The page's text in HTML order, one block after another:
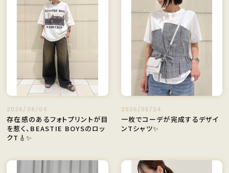
2026/08/04
存在感のあるフォトプリントが目
を惹く、BEASTIE BOYSのロッ
クT🎸✨️
2026/06/24
一枚でコーデが完成するデザイ
ンTシャツ✨️